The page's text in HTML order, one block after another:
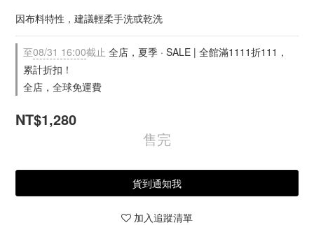
因布料特性，建議輕柔手洗或乾洗
至08/31 16:00截止 全店，夏季 · SALE | 全館滿1111折111，
累計折扣！
全店，全球免運費
NT$1,280
售完
貨到通知我
加入追蹤清單